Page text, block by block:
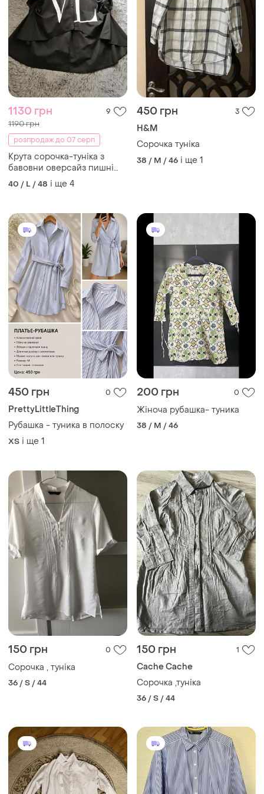
1130 грн 9
1190 грн
розпродаж до 07 серп
Крута сорочка-туніка з
бавовни оверсайз пишні
рукави крута сорочка-туніка
з бавовни оверсайз пишні
40 / L / 48 і ще 4
450 грн 3
H&M
Сорочка туніка
38 / M / 46 і ще 1
450 грн 0
PrettyLittleThing
Рубашка - туника в полоску
ХS і ще 1
200 грн 0
Жіноча рубашка- туника
38 / M / 46
150 грн 0
Сорочка , туніка
36 / S / 44
150 грн 1
Cache Cache
Сорочка ,туніка
36 / S / 44